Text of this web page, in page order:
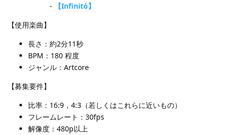
-
【Infinitó】
【使用楽曲】
長さ：約2分11秒
BPM：180 程度
ジャンル：Artcore
【募集要件】
比率：16:9，4:3（若しくはこれらに近いもの）
フレームレート：30fps
解像度：480p以上